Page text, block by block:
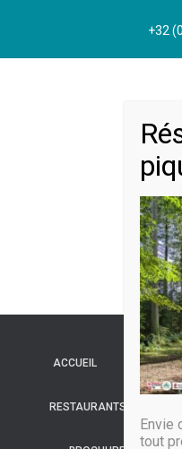
+32
ACCUEIL LE PAYS
RESTAURANTS
Envie
tout